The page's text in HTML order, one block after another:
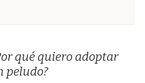
qué quiero adoptar
peludo?